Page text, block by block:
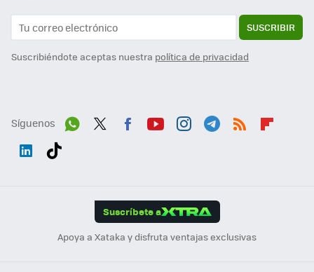
SUSCRIBIR
Suscribiéndote aceptas nuestra política de privacidad
Síguenos
Suscríbete a
Apoya a Xataka y disfruta ventajas exclusivas